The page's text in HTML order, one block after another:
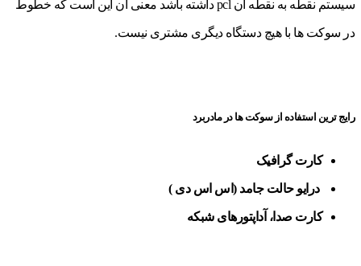
سیستم نقطه به نقطه آن pcl داشته باشد معنی آن این است که خطوط
در سوکت ها با هیچ دستگاه دیگری مشتری نیست.
رایج ترین استفاده از سوکت ها در مادربرد
کارت گرافیک
درایو حالت جامد (اس اس دی )
کارت صدا، آداپتورهای شبکه